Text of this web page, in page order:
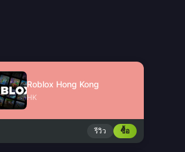
Roblox Hong Kong
HK
รีวิว ซื้อ